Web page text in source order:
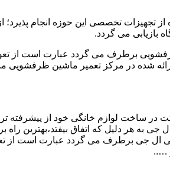
تجهیزات تخصصی این حوزه انجام پذیرد؛
بازیابی می گردد.
برطرف می گردد عبارت است از
شده در مرکز تعمیر ماشین ظرفشویی
ساخت لوازم خانگی خود از پیشرفته
هر دلیل که اتفاق بیفتد،بهترین راه
ال جی برطرف می گردد عبارت است
…..